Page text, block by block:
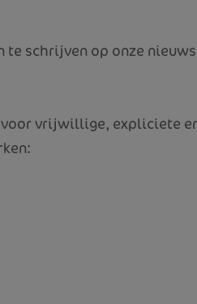
te schrijven op onze
vrijwillige, expliciete